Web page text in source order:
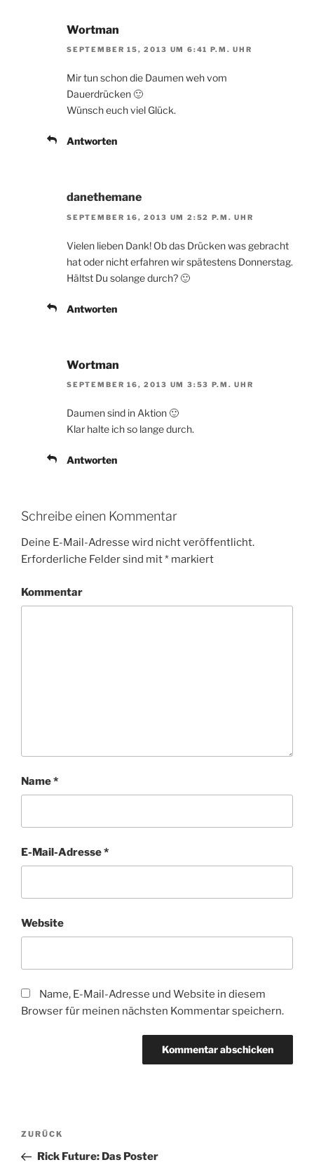
Wortman
SEPTEMBER 15, 2013 UM 6:41 P.M. UHR
Mir tun schon die Daumen weh vom
Dauerdrücken 🙂
Wünsch euch viel Glück.
Antworten
danethemane
SEPTEMBER 16, 2013 UM 2:52 P.M. UHR
Vielen lieben Dank! Ob das Drücken was gebracht
hat oder nicht erfahren wir spätestens Donnerstag.
Hältst Du solange durch? 🙂
Antworten
Wortman
SEPTEMBER 16, 2013 UM 3:53 P.M. UHR
Daumen sind in Aktion 🙂
Klar halte ich so lange durch.
Antworten
Schreibe einen Kommentar
Deine E-Mail-Adresse wird nicht veröffentlicht.
Erforderliche Felder sind mit* markiert
Kommentar
Name*
E-Mail-Adresse*
Website
Name, E-Mail-Adresse und Website in diesem
Browser für meinen nächsten Kommentar speichern.
Beitragsnavigation
Vorheriger
Beitrag
ZURÜCK
Rick Future: Das Poster